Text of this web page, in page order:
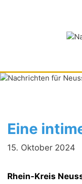
Eine
15. Oktober 2024
Rhein-Kreis